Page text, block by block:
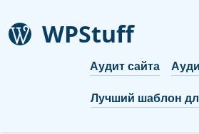
WPStuff
Аудит сайта
Лучший шаблон